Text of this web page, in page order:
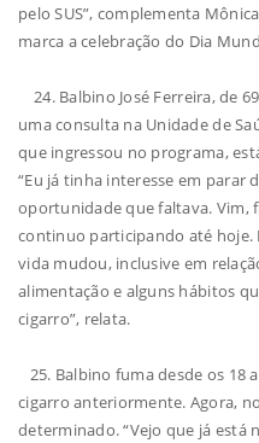
pelo SUS”, complementa
marca a celebração do Dia
24. Balbino José Ferreira, de
uma consulta na Unidade de
que ingressou no programa,
“Eu já tinha interesse em parar
oportunidade que faltava. Vim,
continuo participando até
vida mudou, inclusive em
alimentação e alguns hábitos
cigarro”, relata.
25. Balbino fuma desde os 18
cigarro anteriormente. Agora,
determinado. “Vejo que já está